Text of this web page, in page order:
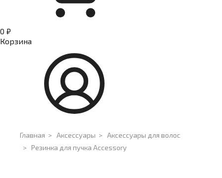
0 ₽
Корзина
Главная > Аксессуары > Аксессуары для волос
> Резинка для пучка Accessory